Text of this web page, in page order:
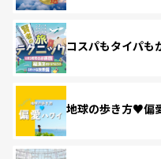
コスパもタイパも
地球の歩き方♥偏